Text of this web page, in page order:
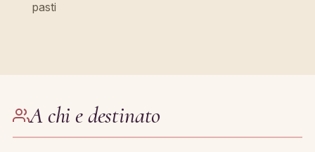
pasti
A chi e destinato